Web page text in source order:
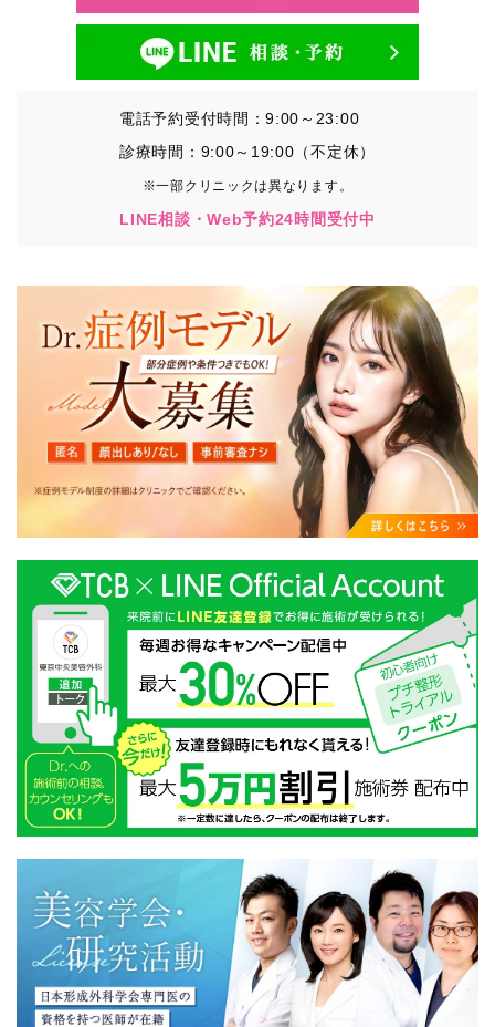
電話予約受付時間：9:00～23:00
診療時間：9:00～19:00（不定休）
※一部クリニックは異なります。
LINE相談・Web予約24時間受付中